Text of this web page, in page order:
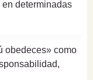
determinadas
obedeces» como